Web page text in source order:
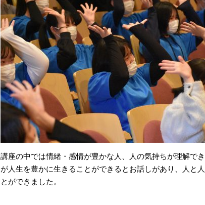
講座の中では情緒・感情が豊かな人、人の気持ちが理解で
が人生を豊かに生きることができるとお話しがあり、人と
とができました。